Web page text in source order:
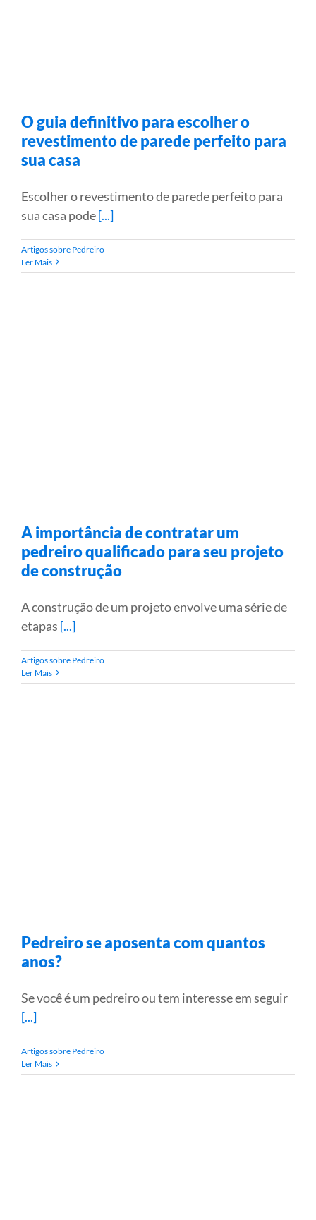
O guia definitivo para escolher o
revestimento de parede perfeito para
sua casa
Escolher o revestimento de parede perfeito para
sua casa pode[...]
Artigos sobre Pedreiro
Ler Mais
A importância de contratar um
pedreiro qualificado para seu projeto
de construção
A construção de um projeto envolve uma série de
etapas [...]
Artigos sobre Pedreiro
Ler Mais
Pedreiro se aposenta com quantos
anos?
Se você é um pedreiro ou tem interesse em seguir
[...]
Artigos sobre Pedreiro
Ler Mais